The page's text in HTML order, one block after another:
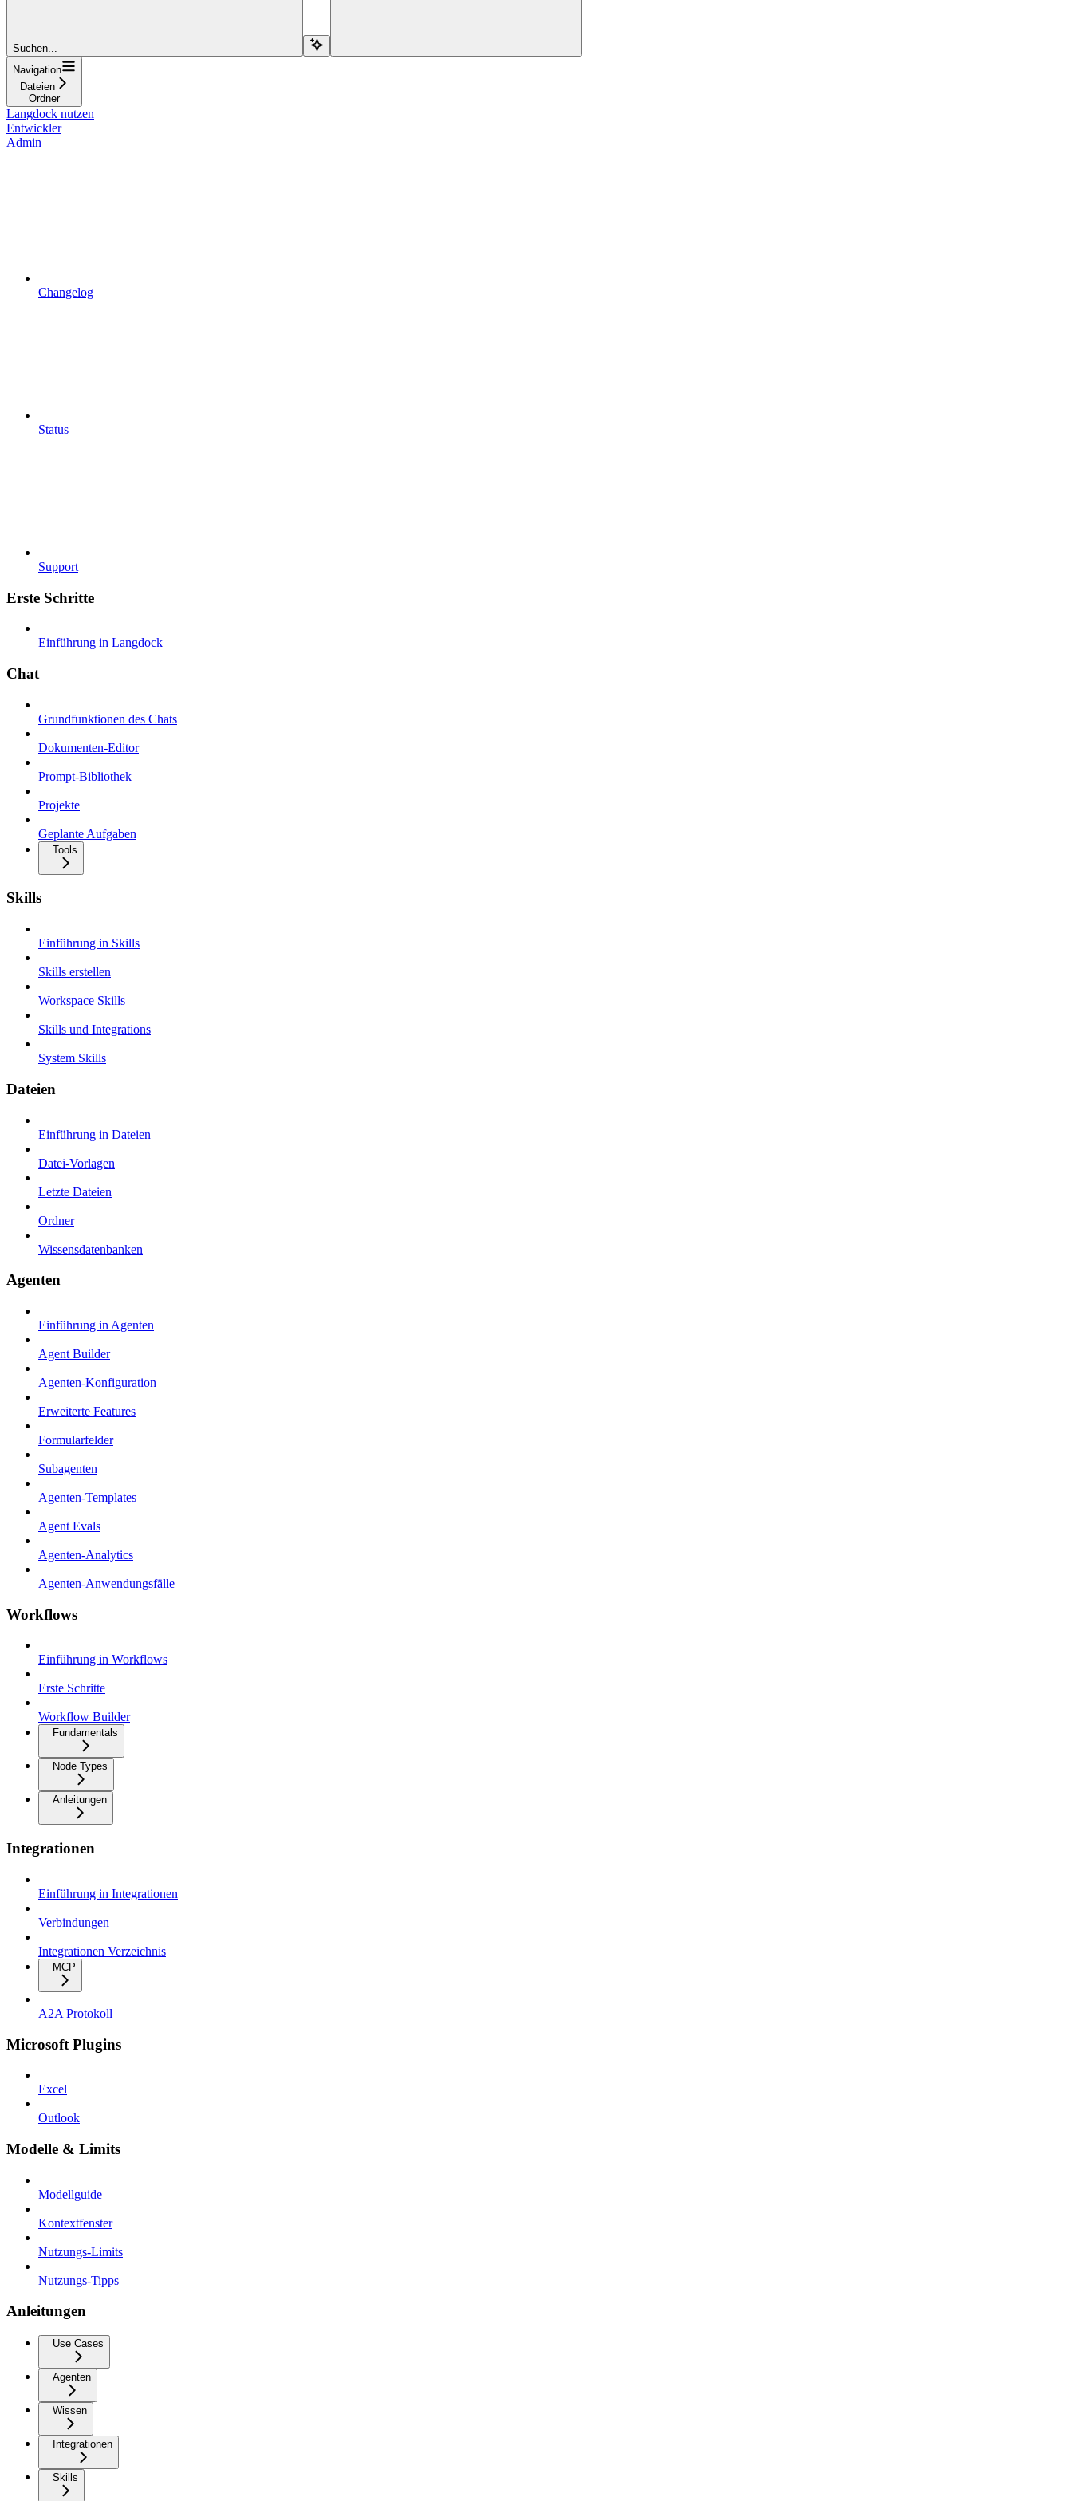
Suchen...
Navigation
Dateien
Ordner
Langdock nutzen
Entwickler
Admin
Changelog
Status
Support
Erste Schritte
Einführung in Langdock
Chat
Grundfunktionen des Chats
Dokumenten-Editor
Prompt-Bibliothek
Projekte
Geplante Aufgaben
Tools
Skills
Einführung in Skills
Skills erstellen
Workspace Skills
Skills und Integrations
System Skills
Dateien
Einführung in Dateien
Datei-Vorlagen
Letzte Dateien
Ordner
Wissensdatenbanken
Agenten
Einführung in Agenten
Agent Builder
Agenten-Konfiguration
Erweiterte Features
Formularfelder
Subagenten
Agenten-Templates
Agent Evals
Agenten-Analytics
Agenten-Anwendungsfälle
Workflows
Einführung in Workflows
Erste Schritte
Workflow Builder
Fundamentals
Node Types
Anleitungen
Integrationen
Einführung in Integrationen
Verbindungen
Integrationen Verzeichnis
MCP
A2A Protokoll
Microsoft Plugins
Excel
Outlook
Modelle & Limits
Modellguide
Kontextfenster
Nutzungs-Limits
Nutzungs-Tipps
Anleitungen
Use Cases
Agenten
Wissen
Integrationen
Skills